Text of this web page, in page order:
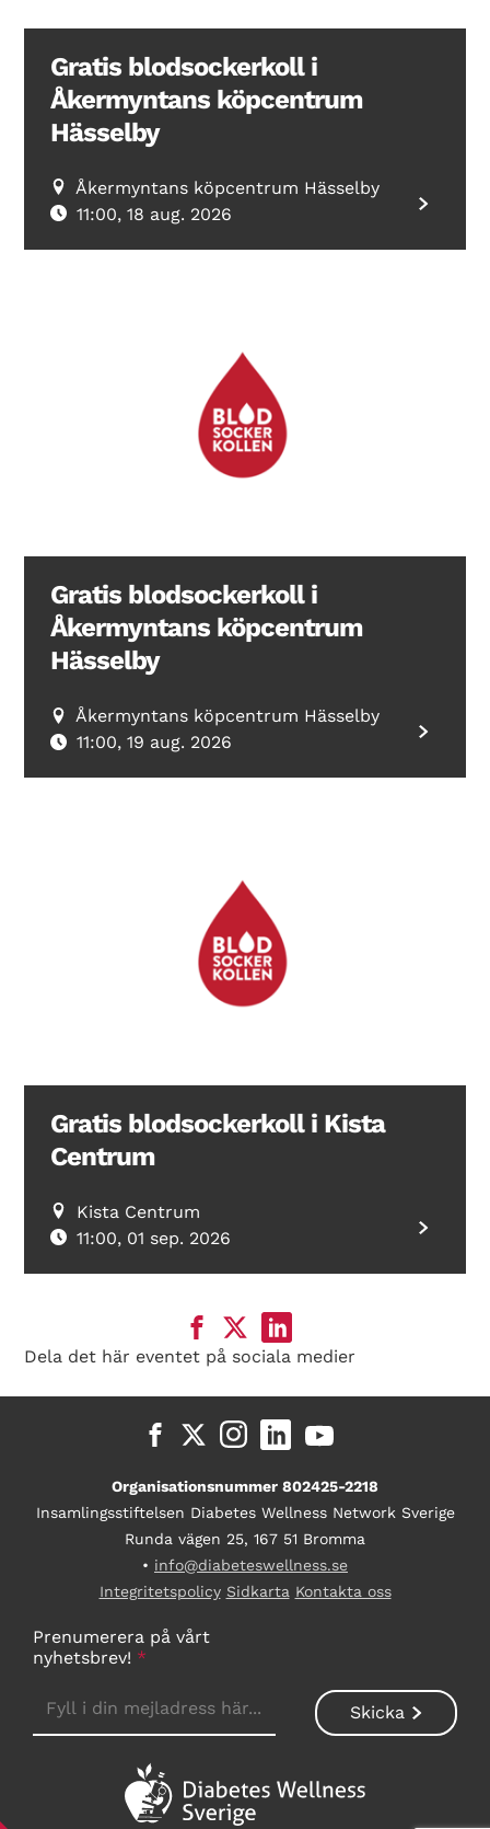
Gratis blodsockerkoll i
Åkermyntans köpcentrum
Hässelby
Åkermyntans köpcentrum Hässelby
11:00, 18 aug. 2026
Gratis blodsockerkoll i
Åkermyntans köpcentrum
Hässelby
Åkermyntans köpcentrum Hässelby
11:00, 19 aug. 2026
Gratis blodsockerkoll i Kista
Centrum
Kista Centrum
11:00, 01 sep. 2026
Dela det här eventet på sociala medier
Organisationsnummer 802425-2218
Insamlingsstiftelsen Diabetes Wellness Network Sverige
Runda vägen 25, 167 51 Bromma
• info@diabeteswellness.se
Integritetspolicy Sidkarta Kontakta oss
Prenumerera på vårt
nyhetsbrev! *